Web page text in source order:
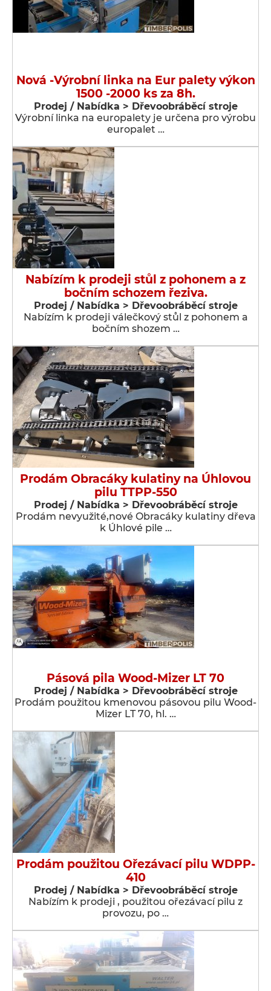
Nová -Výrobní linka na Eur palety výkon
1500 -2000 ks za 8h.
Prodej / Nabídka > Dřevoobráběcí stroje
Výrobní linka na europalety je určena pro výrobu
europalet …
Nabízím k prodeji stůl z pohonem a z
bočním schozem řeziva.
Prodej / Nabídka > Dřevoobráběcí stroje
Nabízím k prodeji válečkový stůl z pohonem a
bočním shozem …
Prodám Obracáky kulatiny na Úhlovou
pilu TTPP-550
Prodej / Nabídka > Dřevoobráběcí stroje
Prodám nevyužité,nové Obracáky kulatiny dřeva
k Úhlové pile …
Pásová pila Wood-Mizer LT 70
Prodej / Nabídka > Dřevoobráběcí stroje
Prodám použitou kmenovou pásovou pilu Wood-
Mizer LT 70, hl. …
Prodám použitou Ořezávací pilu WDPP-
410
Prodej / Nabídka > Dřevoobráběcí stroje
Nabízím k prodeji , použitou ořezávací pilu z
provozu, po …